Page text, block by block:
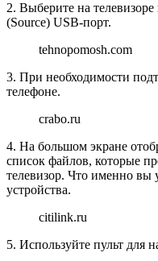
2. Выберите на телевизоре
(Source) USB-порт.
tehnopomosh.com
3. При необходимости
телефоне.
crabo.ru
4. На большом экране
список файлов, которые
телевизор. Что именно вы
устройства.
citilink.ru
5. Используйте пульт для